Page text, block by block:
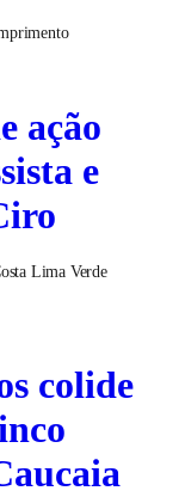
ação
e
Lima Verde
colide